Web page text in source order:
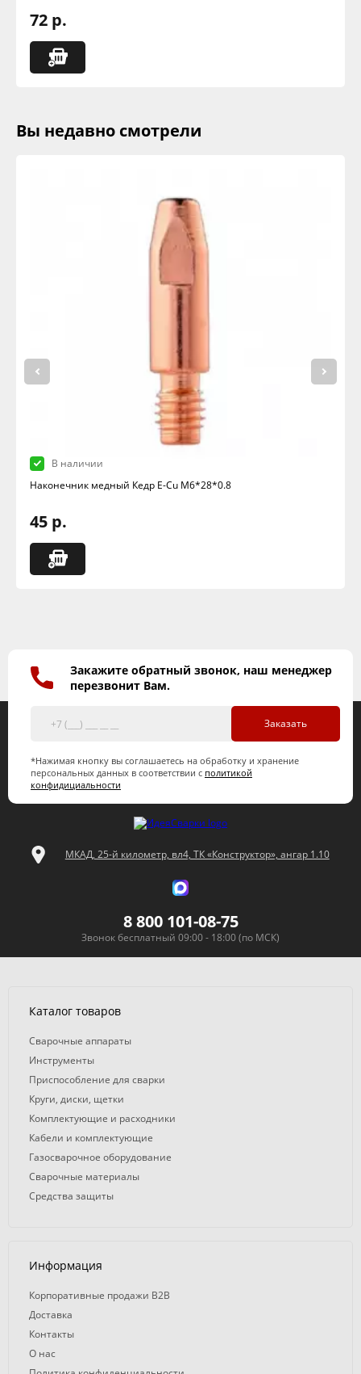
72 р.
Вы недавно смотрели
В наличии
Наконечник медный Кедр E-Cu M6*28*0.8
45 р.
Закажите обратный звонок, наш менеджер
перезвонит Вам.
Заказать
*Нажимая кнопку вы соглашаетесь на обработку и хранение
персональных данных в соответствии с политикой
конфидициальности
МКАД, 25-й километр, вл4, ТК «Конструктор», ангар 1.10
8 800 101-08-75
Звонок бесплатный 09:00 - 18:00 (по МСК)
Каталог товаров
Сварочные аппараты
Инструменты
Приспособление для сварки
Круги, диски, щетки
Комплектующие и расходники
Кабели и комплектующие
Газосварочное оборудование
Сварочные материалы
Средства защиты
Информация
Корпоративные продажи B2B
Доставка
Контакты
О нас